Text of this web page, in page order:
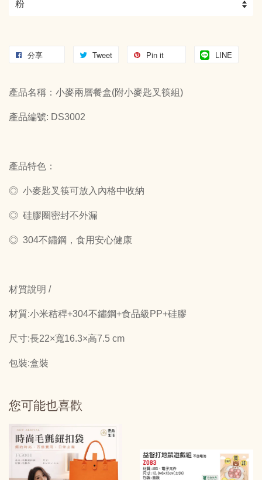
分享 Tweet Pin it LINE
產品名稱：小麥兩層餐盒(附小麥匙叉筷組)
產品編號: DS3002
產品特色：
◎ 小麥匙叉筷可放入內格中收納
◎ 硅膠圈密封不外漏
◎ 304不鏽鋼，食用安心健康
材質說明 /
材質:小米秸稈+304不鏽鋼+食品級PP+硅膠
尺寸:長22×寬16.3×高7.5 cm
包裝:盒裝
您可能也喜歡